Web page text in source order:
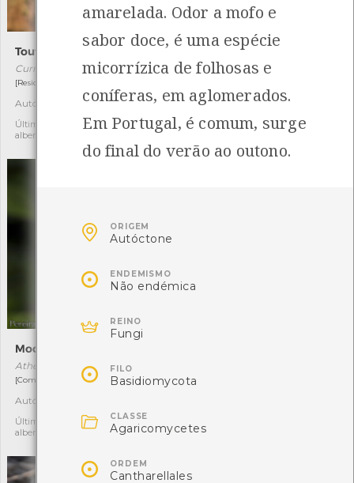
Toutinegra-do-mato
Curruca undata
[Residente]
Autóctone
Última observação por: jose
alberto lima silva rodrigues
4
Galinha-d'água
Gallinula chloropus
Autóctone
Última observação por: jose
alberto lima silva rodrigues
Mocho-galego
Athene noctua
[Comum e residente]
Autóctone
Última observação por: jose
alberto lima silva rodrigues
[Migrador raro]
ROCHA FERNANDO
amarelada. Odor a mofo e
sabor doce, é uma espécie
micorrízica de folhosas e
coníferas, em aglomerados.
Em Portugal, é comum, surge
do final do verão ao outono.
 ORIGEM
Autóctone
 ENDEMISMO
Não endémica
 REINO
Fungi
 FILO
Basidiomycota
 CLASSE
Agaricomycetes
 ORDEM
Cantharellales